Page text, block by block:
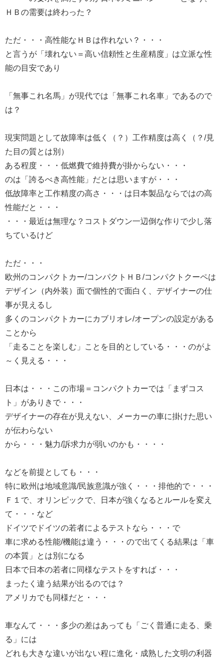
ＨＢの需要は終わった？
ただ・・・高性能なＨＢは作れない？・・・
と言うが「壊れない＝高い信頼性と生産精度」は立派な性
能の目安であり
「無事これ名馬」が現代では「無事これ名車」であるので
は？
現実問題として故障率は低く（？）工作精度は高く（？/見
た目の質とは別）
ある程度・・・低燃費で維持費が掛からない・・・
のは「誇るべき高性能」だとは思いますが・・・
低故障率と工作精度の高さ・・・は日本製品ならではの高
性能だと・・・
・・・最近は無理な？コストダウン一辺倒な作りで少し落
ちているけど
ただ・・・
欧州のコンパクトカー/コンパクトＨＢ/コンパクトクーペは
デザイン（内外装）面で個性的で面白く、デザイナーの仕
事が見えるし
多くのコンパクトカーにカブリオレ/オープンの設定がある
ことから
「走ることを楽しむ」ことを目的としている・・・のがよ
～く見える・・・
日本は・・・この市場＝コンパクトカーでは「まずコス
ト」がありきで・・・
デザイナーの存在が見えない、メーカーの車に掛けた思い
が伝わらない
から・・・魅力/訴求力が弱いのかも・・・・
などを前提としても・・・
特に欧州は地域意識/民族意識が強く・・・排他的で・・・
Ｆ１で、オリンピックで、日本が強くなるとルールを変え
て・・・など
ドイツでドイツの若者によるテストなら・・・で
車に求める性能/機能は違う・・・ので出てくる結果は「車
の本質」とは別になる
日本で日本の若者に同様なテストをすれば・・・
まったく違う結果が出るのでは？
アメリカでも同様だと・・・
車なんて・・・多少の差はあっても「ごく普通に走る、乗
る」には
どれも大きな違いが出ない程に進化・成熟した文明の利器